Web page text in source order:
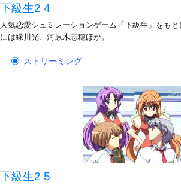
下級生2 4
人気恋愛シュミレーションゲーム「下級生」をも
には緑川光、河原木志穂ほか。
ストリーミング
下級生2 5